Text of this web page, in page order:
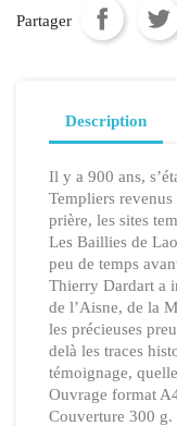
Partager
Description
​Il y a 900 ans,
Templiers
prière, les sites
Les Baillies de
peu de temps
Thierry Dardart a
de l’Aisne, de la
les précieuses
delà les traces
témoignage,
Ouvrage format
Couverture 300